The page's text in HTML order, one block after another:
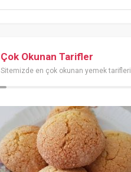
Çok Okunan Tarifler
Sitemizde en çok okunan yemek tarifleri